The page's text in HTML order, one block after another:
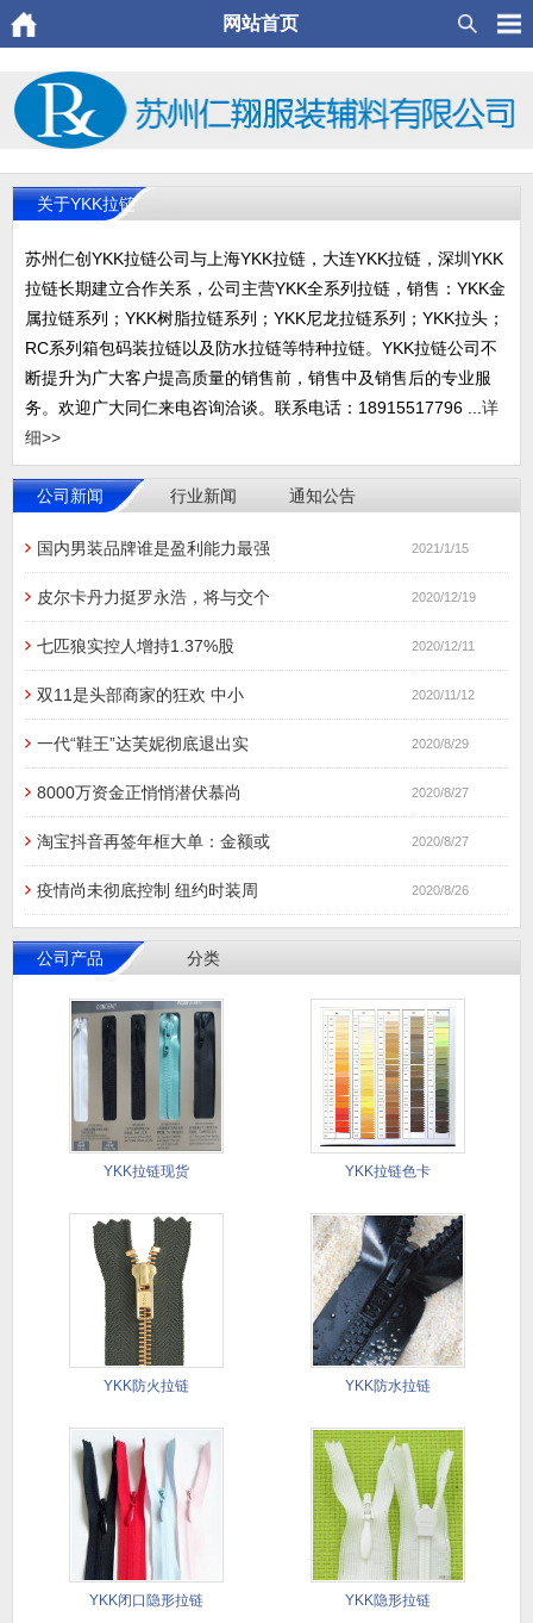
网站首页
关于YKK拉链
苏州仁创YKK拉链公司与上海YKK拉链，大连YKK拉链，深圳YKK
拉链长期建立合作关系，公司主营YKK全系列拉链，销售：YKK金
属拉链系列；YKK树脂拉链系列；YKK尼龙拉链系列；YKK拉头；
RC系列箱包码装拉链以及防水拉链等特种拉链。YKK拉链公司不
断提升为广大客户提高质量的销售前，销售中及销售后的专业服
务。欢迎广大同仁来电咨询洽谈。联系电话：18915517796 ... 详
细>>
公司新闻 行业新闻 通知公告
国内男装品牌谁是盈利能力最强 2021/1/15
皮尔卡丹力挺罗永浩，将与交个 2020/12/19
七匹狼实控人增持1.37%股 2020/12/11
双11是头部商家的狂欢 中小 2020/11/12
一代“鞋王”达芙妮彻底退出实 2020/8/29
8000万资金正悄悄潜伏慕尚 2020/8/27
淘宝抖音再签年框大单：金额或 2020/8/27
疫情尚未彻底控制 纽约时装周 2020/8/26
公司产品 分类
YKK拉链现货 YKK拉链色卡
YKK防火拉链 YKK防水拉链
YKK闭口隐形拉链 YKK隐形拉链